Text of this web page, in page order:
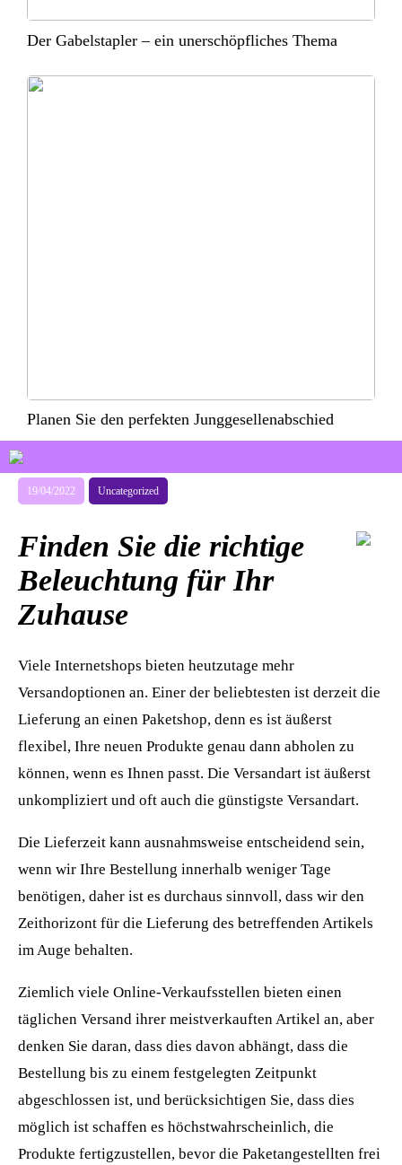
Der Gabelstapler – ein unerschöpfliches Thema
Planen Sie den perfekten Junggesellenabschied
19/04/2022 Uncategorized
Finden Sie die richtige
Beleuchtung für Ihr
Zuhause
Viele Internetshops bieten heutzutage mehr
Versandoptionen an. Einer der beliebtesten ist derzeit die
Lieferung an einen Paketshop, denn es ist äußerst
flexibel, Ihre neuen Produkte genau dann abholen zu
können, wenn es Ihnen passt. Die Versandart ist äußerst
unkompliziert und oft auch die günstigste Versandart.
Die Lieferzeit kann ausnahmsweise entscheidend sein,
wenn wir Ihre Bestellung innerhalb weniger Tage
benötigen, daher ist es durchaus sinnvoll, dass wir den
Zeithorizont für die Lieferung des betreffenden Artikels
im Auge behalten.
Ziemlich viele Online-Verkaufsstellen bieten einen
täglichen Versand ihrer meistverkauften Artikel an, aber
denken Sie daran, dass dies davon abhängt, dass die
Bestellung bis zu einem festgelegten Zeitpunkt
abgeschlossen ist, und berücksichtigen Sie, dass dies
möglich ist schaffen es höchstwahrscheinlich, die
Produkte fertigzustellen, bevor die Paketangestellten frei